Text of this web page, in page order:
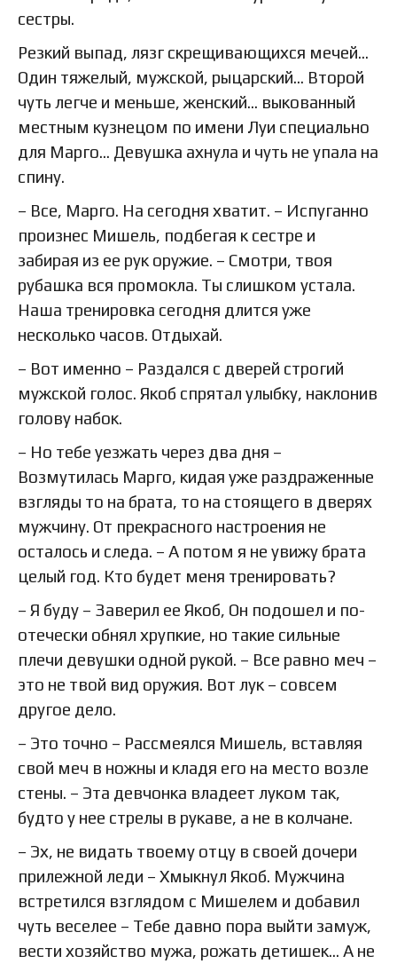
сестры.
Резкий выпад, лязг скрещивающихся мечей…
Один тяжелый, мужской, рыцарский… Второй
чуть легче и меньше, женский… выкованный
местным кузнецом по имени Луи специально
для Марго… Девушка ахнула и чуть не упала на
спину.
– Все, Марго. На сегодня хватит. – Испуганно
произнес Мишель, подбегая к сестре и
забирая из ее рук оружие. – Смотри, твоя
рубашка вся промокла. Ты слишком устала.
Наша тренировка сегодня длится уже
несколько часов. Отдыхай.
– Вот именно – Раздался с дверей строгий
мужской голос. Якоб спрятал улыбку, наклонив
голову набок.
– Но тебе уезжать через два дня –
Возмутилась Марго, кидая уже раздраженные
взгляды то на брата, то на стоящего в дверях
мужчину. От прекрасного настроения не
осталось и следа. – А потом я не увижу брата
целый год. Кто будет меня тренировать?
– Я буду – Заверил ее Якоб, Он подошел и по-
отечески обнял хрупкие, но такие сильные
плечи девушки одной рукой. – Все равно меч –
это не твой вид оружия. Вот лук – совсем
другое дело.
– Это точно – Рассмеялся Мишель, вставляя
свой меч в ножны и кладя его на место возле
стены. – Эта девчонка владеет луком так,
будто у нее стрелы в рукаве, а не в колчане.
– Эх, не видать твоему отцу в своей дочери
прилежной леди – Хмыкнул Якоб. Мужчина
встретился взглядом с Мишелем и добавил
чуть веселее – Тебе давно пора выйти замуж,
вести хозяйство мужа, рожать детишек… А не